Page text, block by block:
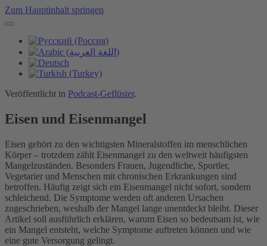
Zum Hauptinhalt springen
Veröffentlicht in Podcast-Geflüster.
Eisen und Eisenmangel
Eisen gehört zu den wichtigsten Mineralstoffen im menschlichen
Körper – trotzdem zählt Eisenmangel zu den weltweit häufigsten
Mangelzuständen. Besonders Frauen, Jugendliche, Sportler,
Vegetarier und Menschen mit chronischen Erkrankungen sind
betroffen. Häufig zeigt sich ein Eisenmangel nicht sofort, sondern
schleichend. Die Symptome werden oft anderen Ursachen
zugeschrieben, weshalb der Mangel lange unentdeckt bleibt. Dieser
Artikel soll ausführlich erklären, warum Eisen so bedeutsam ist, wie
ein Mangel entsteht, welche Symptome auftreten können und wie
eine gute Versorgung gelingt.